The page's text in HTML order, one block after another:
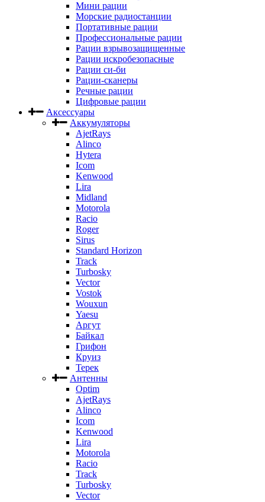
Мини рации
Морские радиостанции
Портативные рации
Профессиональные рации
Рации взрывозащищенные
Рации искробезопасные
Рации си-би
Рации-сканеры
Речные рации
Цифровые рации
Аксессуары
Аккумуляторы
AjetRays
Alinco
Hytera
Icom
Kenwood
Lira
Midland
Motorola
Racio
Roger
Sirus
Standard Horizon
Track
Turbosky
Vector
Vostok
Wouxun
Yaesu
Аргут
Байкал
Грифон
Круиз
Терек
Антенны
Optim
AjetRays
Alinco
Icom
Kenwood
Lira
Motorola
Racio
Track
Turbosky
Vector